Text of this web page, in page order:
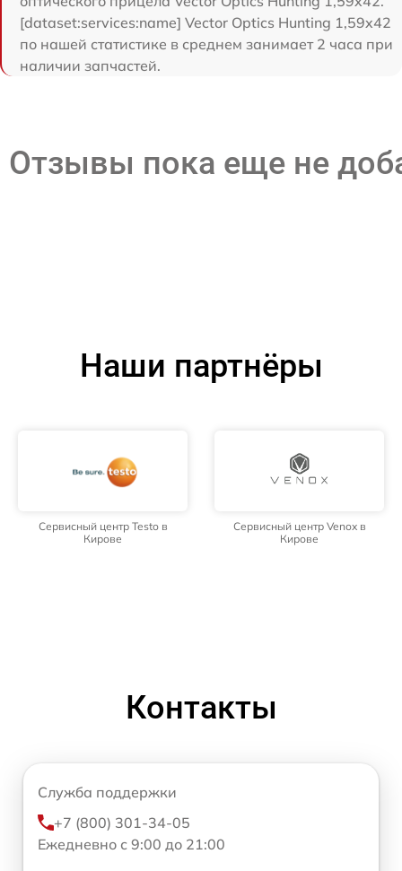
[dataset:services:name] Vector Optics Hunting 1,59x42
по нашей статистике в среднем занимает 2 часа при
наличии запчастей.
Отзывы пока еще не
Наши партнёры
Сервисный центр Testo в
Кирове
Сервисный центр Venox в
Кирове
Контакты
Служба поддержки
+7 (800) 301-34-05
Ежедневно с 9:00 до 21:00